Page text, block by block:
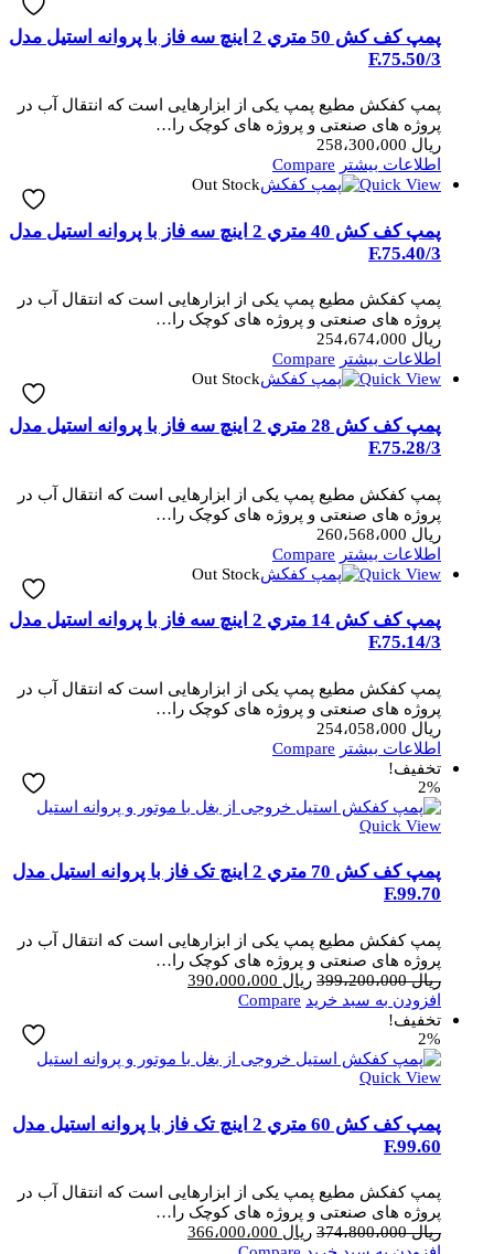
پمپ کف کش 50 متري 2 اینچ سه فاز با پروانه استیل مدل
3/F.75.50
پمپ کفکش مطیع پمپ یکی از ابزارهایی است که انتقال آب در
پروژه های صنعتی و پروژه های کوچک را…
ریال
اطلاعات بیشتر Compare
Out Stock
Quick View
پمپ کف کش 40 متري 2 اینچ سه فاز با پروانه استیل مدل
3/F.75.40
پمپ کفکش مطیع پمپ یکی از ابزارهایی است که انتقال آب در
پروژه های صنعتی و پروژه های کوچک را…
ریال
اطلاعات بیشتر Compare
Out Stock
Quick View
پمپ کف کش 28 متري 2 اینچ سه فاز با پروانه استیل مدل
3/F.75.28
پمپ کفکش مطیع پمپ یکی از ابزارهایی است که انتقال آب در
پروژه های صنعتی و پروژه های کوچک را…
ریال
اطلاعات بیشتر Compare
Out Stock
Quick View
پمپ کف کش 14 متري 2 اینچ سه فاز با پروانه استیل مدل
3/F.75.14
پمپ کفکش مطیع پمپ یکی از ابزارهایی است که انتقال آب در
پروژه های صنعتی و پروژه های کوچک را…
ریال
اطلاعات بیشتر Compare
تخفیف!
2%
Quick View
پمپ کف کش 70 متري 2 اینچ تک فاز با پروانه استیل مدل
F.99.70
پمپ کفکش مطیع پمپ یکی از ابزارهایی است که انتقال آب در
پروژه های صنعتی و پروژه های کوچک را…
ریال399،200،000
قیمت
اصلی
ریال
افزودن به سبد خرید Compare
تخفیف!
2%
Quick View
پمپ کف کش 60 متري 2 اینچ تک فاز با پروانه استیل مدل
F.99.60
پمپ کفکش مطیع پمپ یکی از ابزارهایی است که انتقال آب در
پروژه های صنعتی و پروژه های کوچک را…
ریال374،800،000
قیمت
ریال
قیمت